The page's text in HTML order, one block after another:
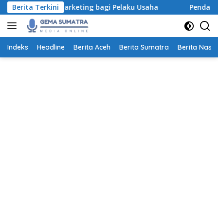
Langsung
ke
konten
Berita Terkini
Marketing bagi Pelaku Usaha Pendaftaran
Indeks Headline Berita Aceh Berita Sumatra Berita